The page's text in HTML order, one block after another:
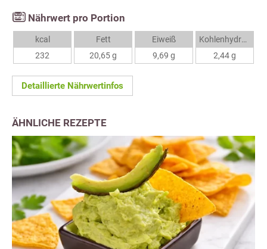
Nährwert pro Portion
kcal
232
Fett
20,65 g
Eiweiß
9,69 g
Kohlenhydrate
2,44 g
Detaillierte Nährwertinfos
ÄHNLICHE REZEPTE